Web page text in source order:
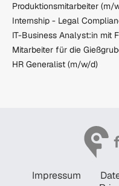
Internship - Legal
IT-Business Analyst:in mit
Mitarbeiter für die
HR Generalist (m/w/d)
Impressum